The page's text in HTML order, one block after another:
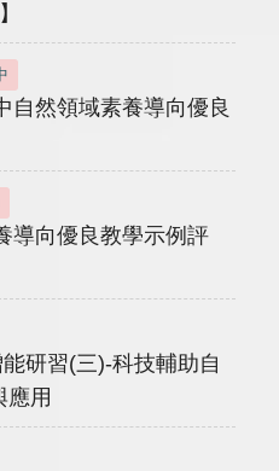
自然領域素養導向優良
導向優良教學示例評
研習(三)-科技輔助自
應用